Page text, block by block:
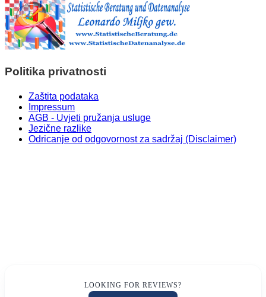
Politika privatnosti
Zaštita podataka
Impressum
AGB - Uvjeti pružanja usluge
Jezične razlike
Odricanje od odgovornost za sadržaj (Disclaimer)
LOOKING FOR REVIEWS?